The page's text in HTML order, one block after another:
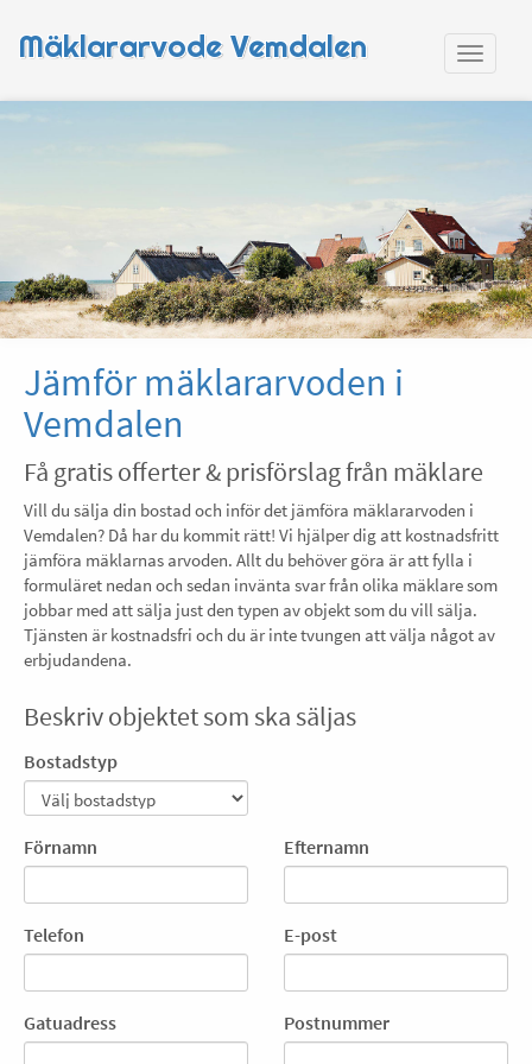
Mäklararvode Vemdalen
Jämför mäklararvoden i
Vemdalen
Få gratis offerter & prisförslag från mäklare
Vill du sälja din bostad och inför det jämföra mäklararvoden i
Vemdalen? Då har du kommit rätt! Vi hjälper dig att kostnadsfritt
jämföra mäklarnas arvoden. Allt du behöver göra är att fylla i
formuläret nedan och sedan invänta svar från olika mäklare som
jobbar med att sälja just den typen av objekt som du vill sälja.
Tjänsten är kostnadsfri och du är inte tvungen att välja något av
erbjudandena.
Beskriv objektet som ska säljas
Bostadstyp
Förnamn Efternamn
Telefon E-post
Gatuadress Postnummer